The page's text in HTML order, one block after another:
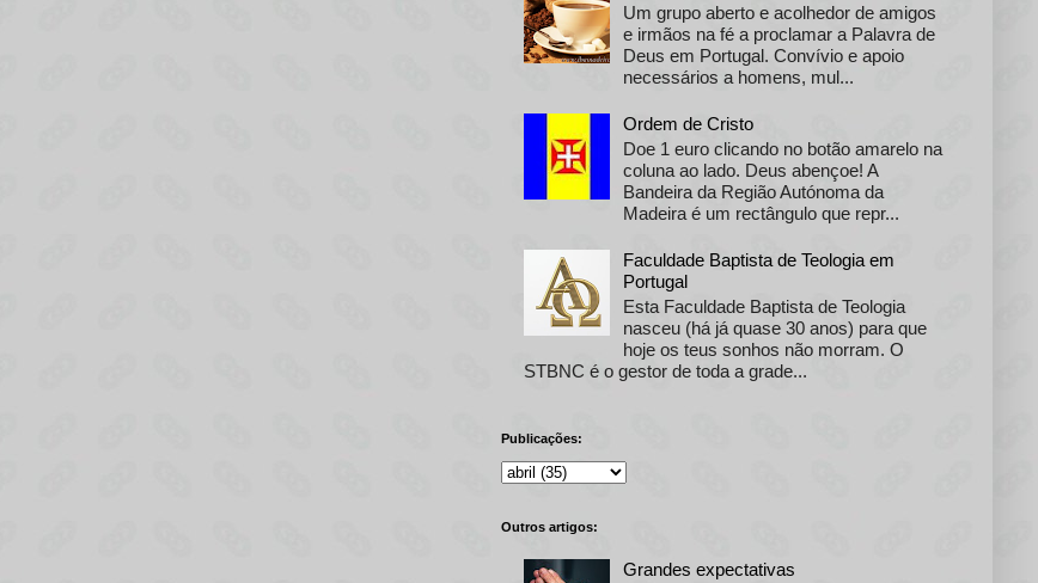
Um grupo aberto e acolhedor de amigos
e irmãos na fé a proclamar a Palavra de
Deus em Portugal. Convívio e apoio
necessários a homens, mul...
Ordem de Cristo
Doe 1 euro clicando no botão amarelo na
coluna ao lado. Deus abençoe! A
Bandeira da Região Autónoma da
Madeira é um rectângulo que repr...
Faculdade Baptista de Teologia em
Portugal
Esta Faculdade Baptista de Teologia
nasceu (há já quase 30 anos) para que
hoje os teus sonhos não morram. O
STBNC é o gestor de toda a grade...
Publicações:
Outros artigos:
Grandes expectativas